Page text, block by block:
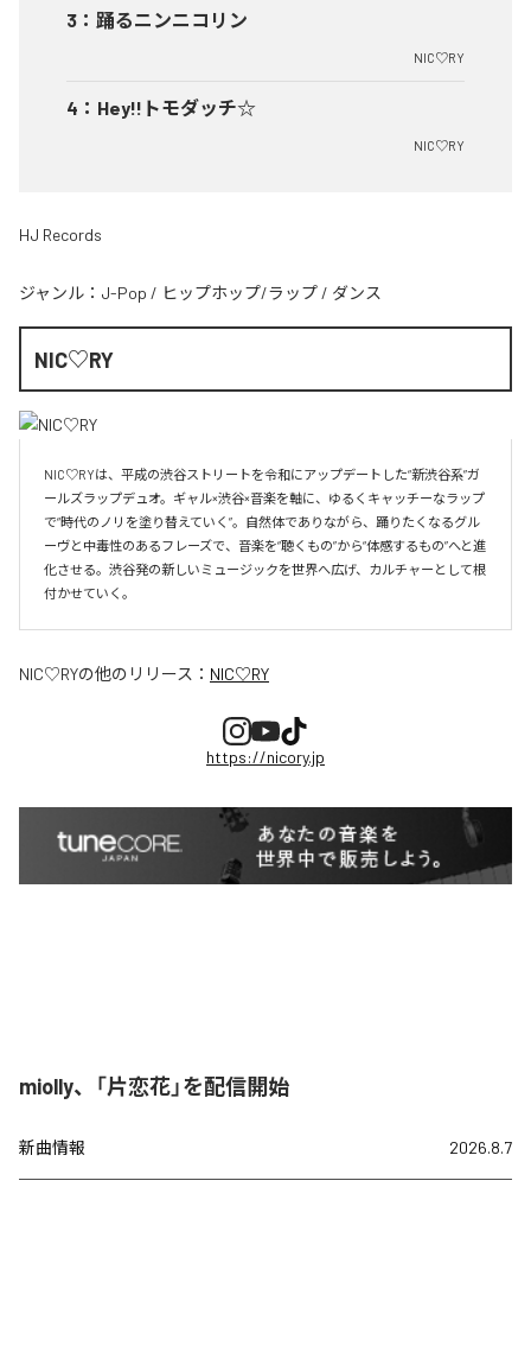
3 ： 踊るニンニコリン
NIC♡RY
4 ： Hey!!トモダッチ☆
NIC♡RY
HJ Records
ジャンル： J-Pop / ヒップホップ/ラップ / ダンス
NIC♡RY
NIC♡RYは、平成の渋谷ストリートを令和にアップデートした“新渋谷系”ガ
ールズラップデュオ。ギャル×渋谷×音楽を軸に、ゆるくキャッチーなラップ
で“時代のノリを塗り替えていく”。自然体でありながら、踊りたくなるグル
ーヴと中毒性のあるフレーズで、音楽を“聴くもの”から“体感するもの”へと進
化させる。渋谷発の新しいミュージックを世界へ広げ、カルチャーとして根
付かせていく。
NIC♡RYの他のリリース： NIC♡RY
https://nicory.jp
miolly、「片恋花」を配信開始
新曲情報 2026.8.7